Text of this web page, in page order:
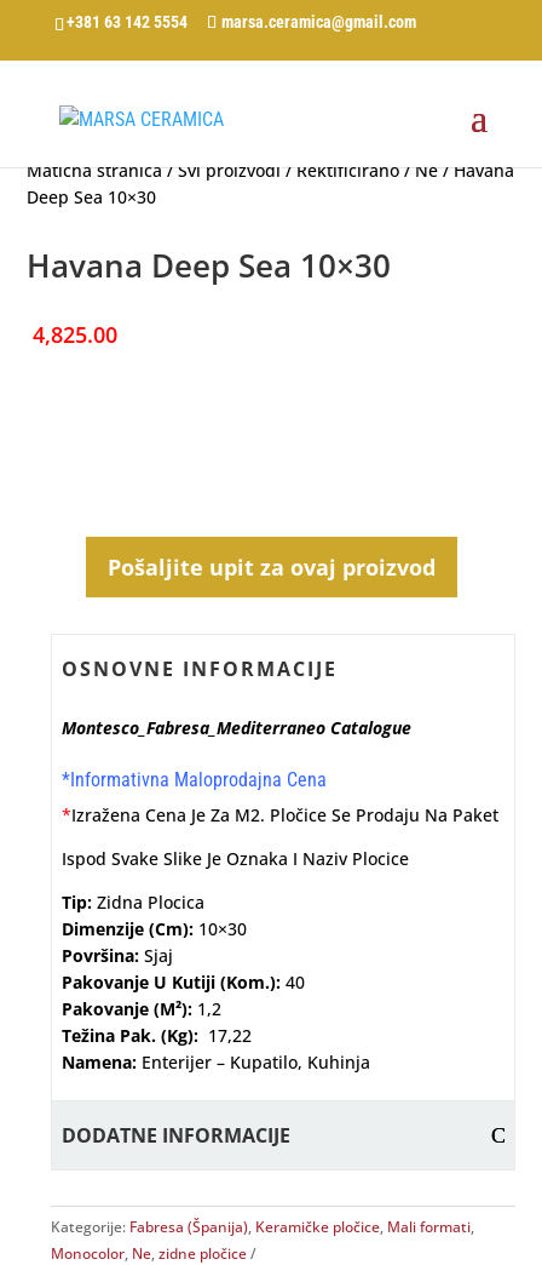
+381 63 142 5554 marsa.ceramica@gmail.com
Matična stranica/Svi proizvodi/Rektificirano/Ne/ Havana
Deep Sea 10×30
Havana Deep Sea 10×30
4,825.00
Pošaljite upit za ovaj proizvod
OSNOVNE INFORMACIJE
Montesco_Fabresa_Mediterraneo Catalogue
*Informativna Maloprodajna Cena
*Izražena Cena Je Za M2. Pločice Se Prodaju Na Paket
Ispod Svake Slike Je Oznaka I Naziv Plocice
Tip: Zidna Plocica
Dimenzije (cm): 10×30
Površina: Sjaj
Pakovanje U Kutiji (kom.): 40
Pakovanje (m²): 1,2
Težina Pak. (kg): 17,22
Namena: Enterijer – Kupatilo, Kuhinja
DODATNE INFORMACIJE
Kategorije: Fabresa (Španija), Keramičke pločice, Mali formati,
Monocolor, Ne,zidne pločice